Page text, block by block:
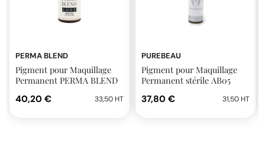
PERMA BLEND
Pigment pour Maquillage
Permanent PERMA BLEND
40,20 € 33,50 HT
PUREBEAU
Pigment pour Maquillage
Permanent stérile AB05
37,80 € 31,50 HT